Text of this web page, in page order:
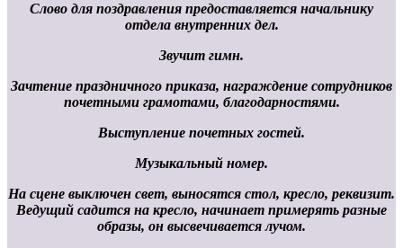
Слово для поздравления предоставляется начальнику
отдела внутренних дел.
Звучит гимн.
Зачтение праздничного приказа, награждение сотрудников
почетными грамотами, благодарностями.
Выступление почетных гостей.
Музыкальный номер.
На сцене выключен свет, выносятся стол, кресло, реквизит.
Ведущий садится на кресло, начинает примерять разные
образы, он высвечивается лучом.